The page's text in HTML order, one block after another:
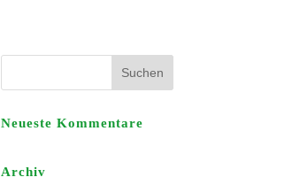
Neueste Kommentare
Archiv